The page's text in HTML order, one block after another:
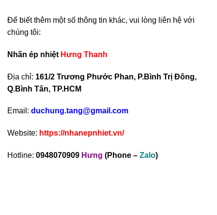
Để biết thêm một số thông tin khác, vui lòng liên hệ với
chúng tôi:
Nhãn ép nhiệt Hưng Thanh
Địa chỉ: 161/2 Trương Phước Phan, P.Bình Trị Đông,
Q.Bình Tân, TP.HCM
Email: duchung.tang@gmail.com
Website: https://nhanepnhiet.vn/
Hotline: 0948070909 Hưng (Phone – Zalo)